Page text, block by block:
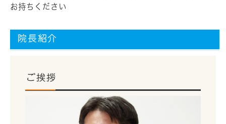
お持ちください
院長紹介
ご挨拶